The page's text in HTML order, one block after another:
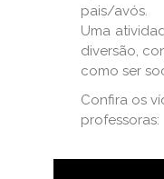
pais/avós.
Uma
diversão,
como ser
Confira os
professoras: